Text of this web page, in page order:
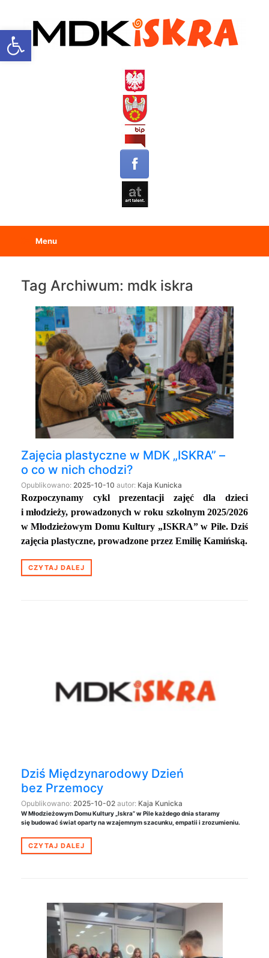
Open toolbar
Menu
Tag Archiwum: mdk iskra
Zajęcia plastyczne w MDK „ISKRA” –
o co w nich chodzi?
Opublikowano: 2025-10-10 autor: Kaja Kunicka
Rozpoczynamy cykl prezentacji zajęć dla dzieci
i młodzieży, prowadzonych w roku szkolnym 2025/2026
w Młodzieżowym Domu Kultury „ISKRA” w Pile. Dziś
zajęcia plastyczne, prowadzone przez Emilię Kamińską.
CZYTAJ DALEJ
Dziś Międzynarodowy Dzień
bez Przemocy
Opublikowano: 2025-10-02 autor: Kaja Kunicka
W Młodzieżowym Domu Kultury „Iskra” w Pile każdego dnia staramy
się budować świat oparty na wzajemnym szacunku, empatii i zrozumieniu.
CZYTAJ DALEJ